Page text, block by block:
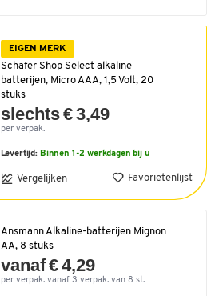
EIGEN MERK
Schäfer Shop Select alkaline
batterijen, Micro AAA, 1,5 Volt, 20
stuks
slechts € 3,49
per verpak.
Levertijd: Binnen 1-2 werkdagen bij u
Vergelijken Favorietenlijst
Ansmann Alkaline-batterijen Mignon
AA, 8 stuks
vanaf € 4,29
per verpak. vanaf 3 verpak. van 8 st.